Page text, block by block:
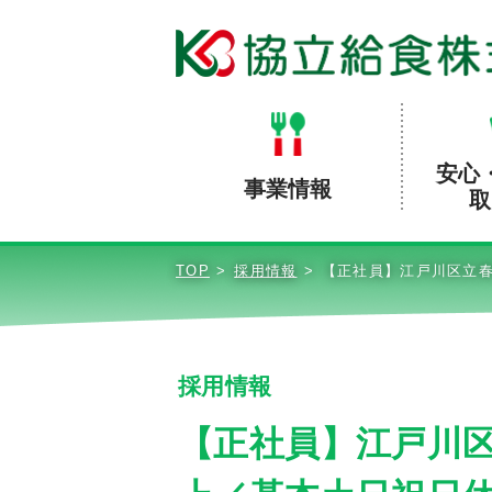
事業情報
安心
TOP 採用情報 【正社員】江戸川区立
採用情報
【正社員】江戸